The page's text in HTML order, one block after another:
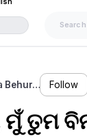
Behur… Follow
ମୁଁ ତୁମ